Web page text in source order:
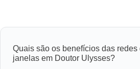
Quais são os benefícios das redes
janelas em Doutor Ulysses?